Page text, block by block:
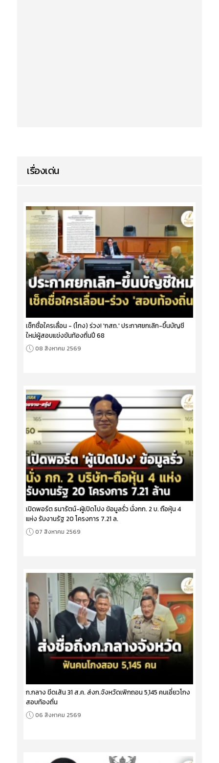
เรื่องเด่น
เช็กชื่อใครเลื่อน - (โกง) ร่วง! 'กสถ.' ประกาศยกเลิก-ขึ้นบัญชี
ใหม่ผู้สอบแข่งขันท้องถิ่นปี 68
08 สิงหาคม 2569
เปิดพอร์ต ธนารัตน์-ผู้เปิดโปง ข้อมูลรั่ว นั่งกก. 2 บ. ถือหุ้น 4
แห่ง รับงานรัฐ 20 โครงการ 7.21 ล.
07 สิงหาคม 2569
ก.กลาง ขีดเส้น 31 ส.ค. ส่งก.จังหวัดเพิกถอน 5,145 คนเอี่ยวโกง
สอบท้องถิ่น
06 สิงหาคม 2569